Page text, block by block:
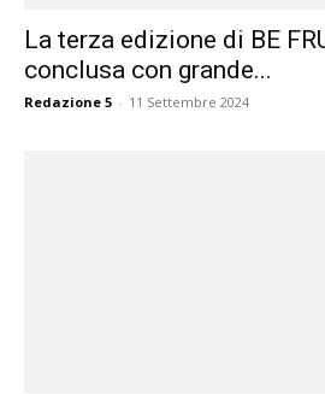
La terza edizione di BE
conclusa con grande...
Redazione 5 - 11 Settembre 2024